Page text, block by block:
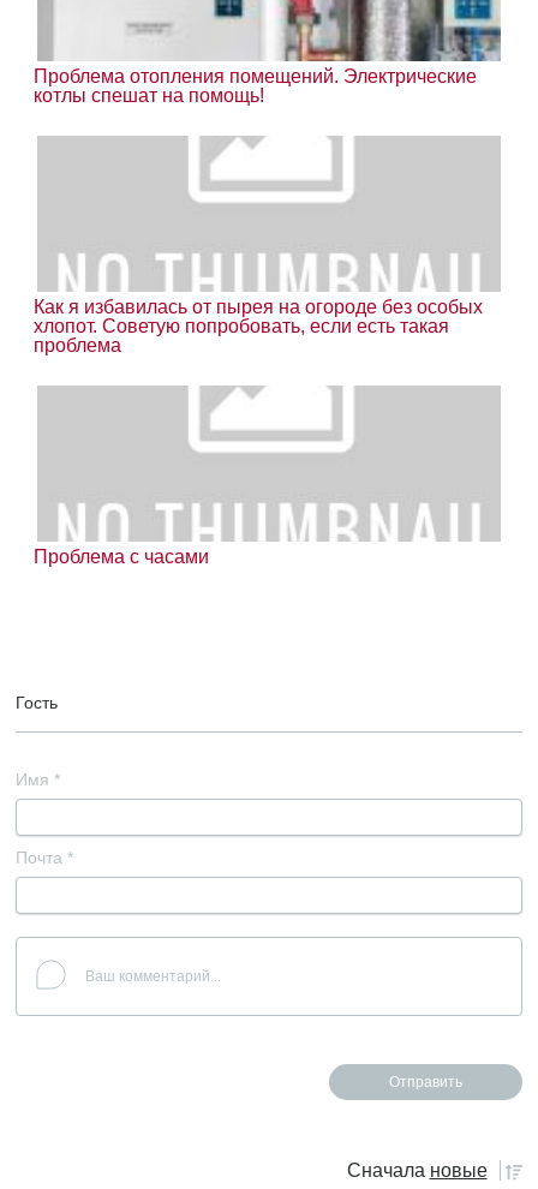
Проблема отопления помещений. Электрические
котлы спешат на помощь!
Как я избавилась от пырея на огороде без особых
хлопот. Советую попробовать, если есть такая
проблема
Проблема с часами
Гость
Имя *
Почта *
Сначала новые